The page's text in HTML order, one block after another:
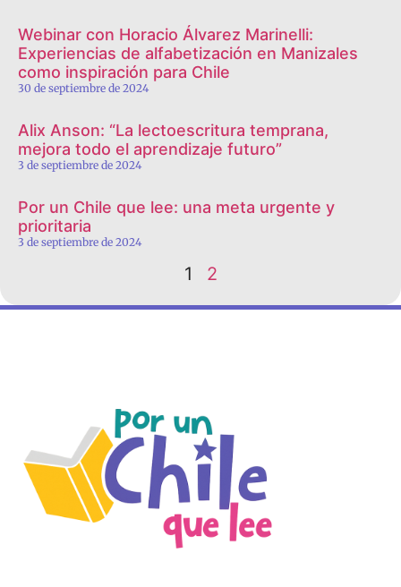
Webinar con Horacio Álvarez Marinelli:
Experiencias de alfabetización en Manizales
como inspiración para Chile
30 de septiembre de 2024
Alix Anson: “La lectoescritura temprana,
mejora todo el aprendizaje futuro”
3 de septiembre de 2024
Por un Chile que lee: una meta urgente y
prioritaria
3 de septiembre de 2024
1 2